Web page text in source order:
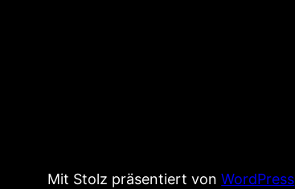
Mit Stolz präsentiert vonWordPress